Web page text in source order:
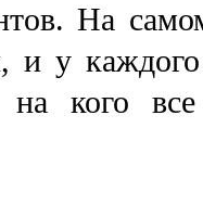
На
и у
кого